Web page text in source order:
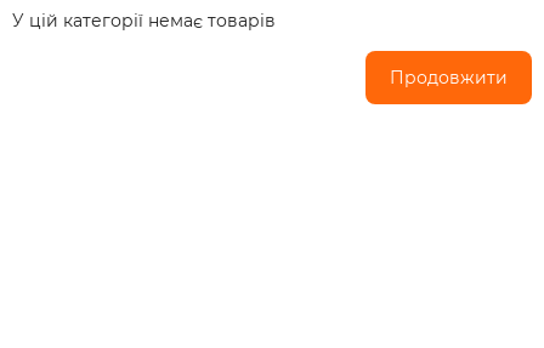
У цій категорії немає товарів
Продовжити